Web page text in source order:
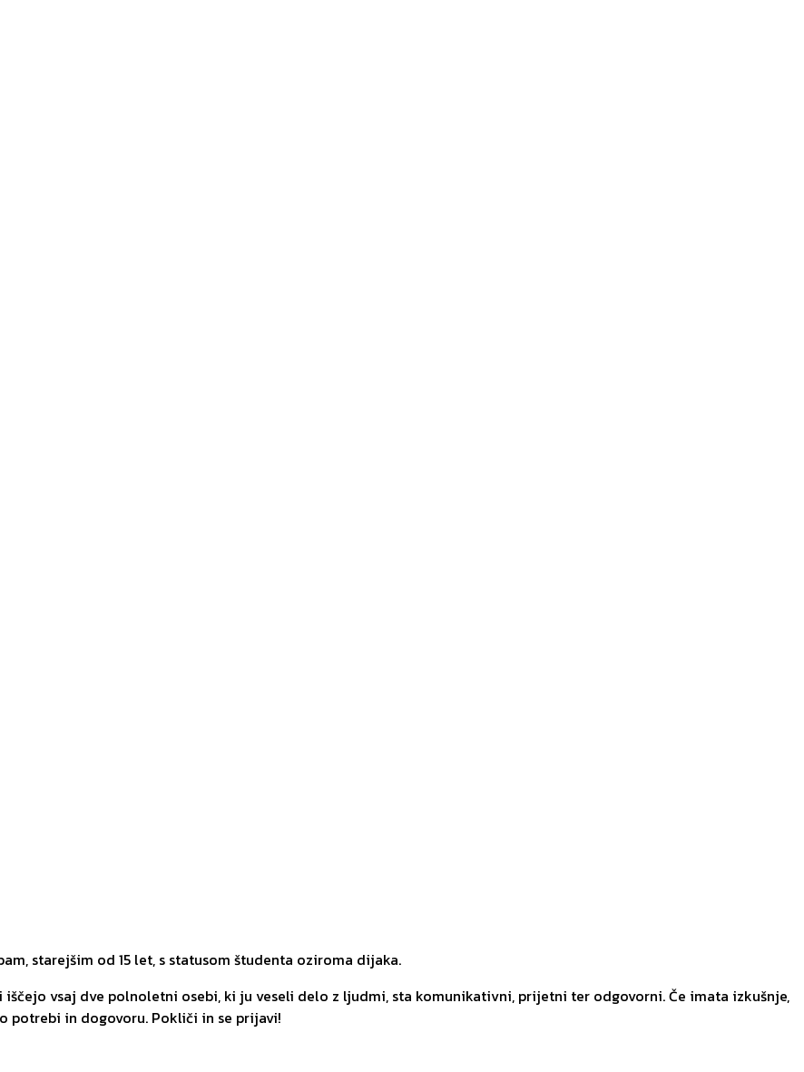
starejšim od 15 let, s statusom študenta oziroma dijaka.
vsaj dve polnoletni osebi, ki ju veseli delo z ljudmi, sta komunikativni, prijetni ter odgovorni. Če imata izkušnje,
potrebi in dogovoru. Pokliči in se prijavi!